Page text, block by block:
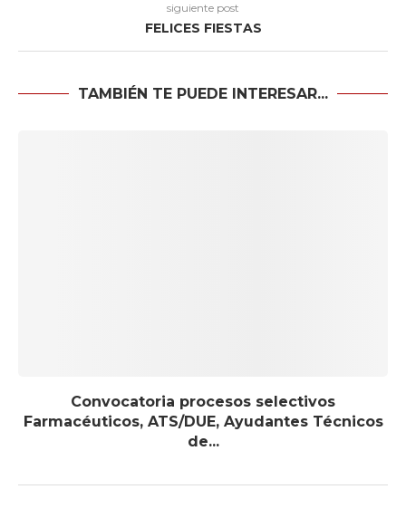
siguiente post
FELICES FIESTAS
TAMBIÉN TE PUEDE INTERESAR...
Convocatoria procesos selectivos
Farmacéuticos, ATS/DUE, Ayudantes Técnicos
de...